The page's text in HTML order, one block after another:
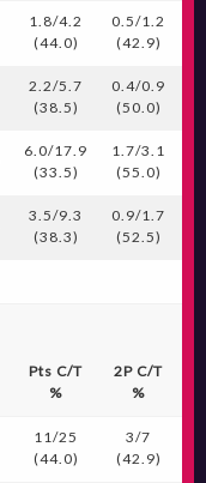
1.8/4.2
(44.0)
0.5/1.2
(42.9)
2.2/5.7
(38.5)
0.4/0.9
(50.0)
6.0/17.9
(33.5)
1.7/3.1
(55.0)
3.5/9.3
(38.3)
0.9/1.7
(52.5)
Pts C/T
%
2P C/T
%
11/25
(44.0)
3/7
(42.9)